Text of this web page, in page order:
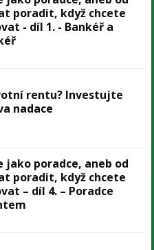
poradit, když chcete
- díl 1. - Bankéř a
rentu? Investujte
nadace
jako poradce, aneb od
poradit, když chcete
– díl 4. – Poradce